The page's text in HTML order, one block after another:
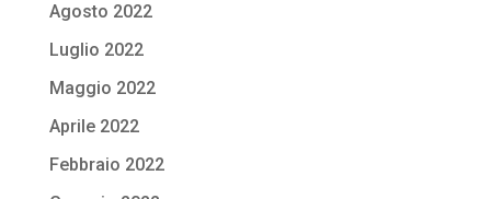
Agosto 2022
Luglio 2022
Maggio 2022
Aprile 2022
Febbraio 2022